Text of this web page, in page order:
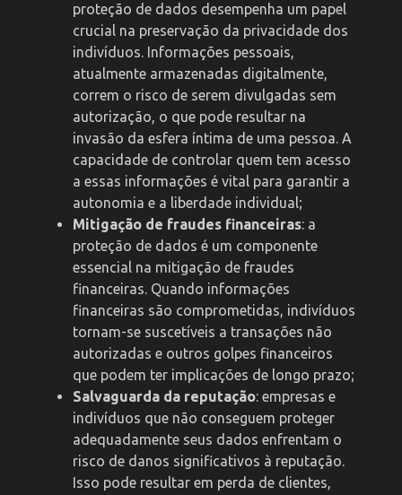
proteção de dados desempenha um papel
crucial na preservação da privacidade dos
indivíduos. Informações pessoais,
atualmente armazenadas digitalmente,
correm o risco de serem divulgadas sem
autorização, o que pode resultar na
invasão da esfera íntima de uma pessoa. A
capacidade de controlar quem tem acesso
a essas informações é vital para garantir a
autonomia e a liberdade individual;
Mitigação de fraudes financeiras: a
proteção de dados é um componente
essencial na mitigação de fraudes
financeiras. Quando informações
financeiras são comprometidas, indivíduos
tornam-se suscetíveis a transações não
autorizadas e outros golpes financeiros
que podem ter implicações de longo prazo;
Salvaguarda da reputação: empresas e
indivíduos que não conseguem proteger
adequadamente seus dados enfrentam o
risco de danos significativos à reputação.
Isso pode resultar em perda de clientes,